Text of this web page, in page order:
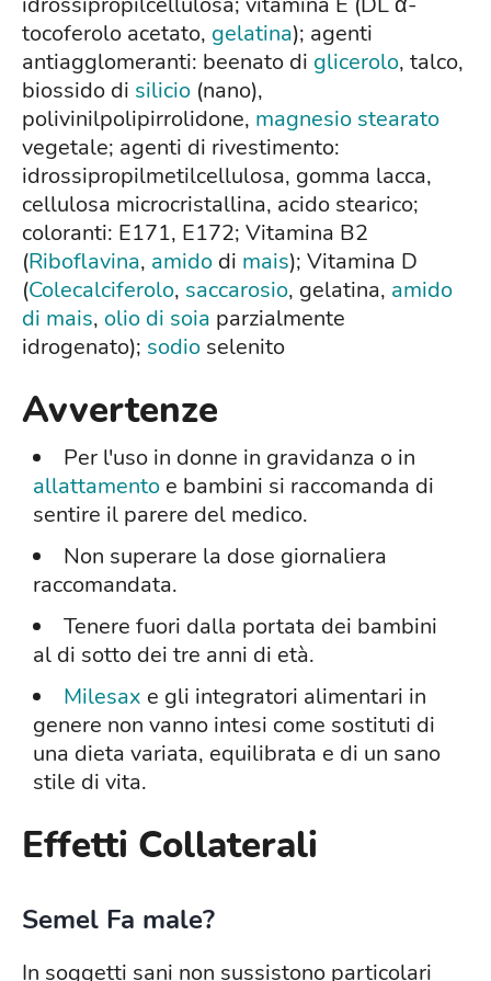
tocoferolo acetato, gelatina); agenti
antiagglomeranti: beenato di glicerolo, talco,
biossido di silicio (nano),
polivinilpolipirrolidone, magnesio stearato
vegetale; agenti di rivestimento:
idrossipropilmetilcellulosa, gomma lacca,
cellulosa microcristallina, acido stearico;
coloranti: E171, E172; Vitamina B2
(Riboflavina, amido di mais); Vitamina D
(Colecalciferolo, saccarosio, gelatina, amido
di mais, olio di soia parzialmente
idrogenato); sodio selenito
Avvertenze
Per l'uso in donne in gravidanza o in
allattamento e bambini si raccomanda di
sentire il parere del medico.
Non superare la dose giornaliera
raccomandata.
Tenere fuori dalla portata dei bambini
al di sotto dei tre anni di età.
Milesax e gli integratori alimentari in
genere non vanno intesi come sostituti di
una dieta variata, equilibrata e di un sano
stile di vita.
Effetti Collaterali
Semel Fa male?
In soggetti sani non sussistono particolari